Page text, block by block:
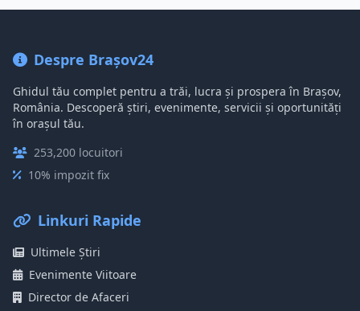
Despre Brașov24
Ghidul tău complet pentru a trăi, lucra și prospera în Brașov,
România. Descoperă știri, evenimente, servicii și oportunități
în orașul tău.
253,200 locuitori
10% impozit fix
Linkuri Rapide
Ultimele Știri
Evenimente Viitoare
Director de Afaceri